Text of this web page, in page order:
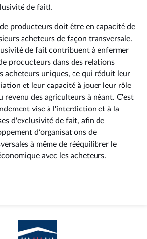
de fait).
producteurs doit être en capacité de
acheteurs de façon transversale.
de fait contribuent à enfermer
producteurs dans des relations
acheteurs uniques, ce qui réduit leur
et leur capacité à jouer leur rôle
revenu des agriculteurs à néant. C'est
vise à l'interdiction et à la
d'exclusivité de fait, afin de
d'organisations de
à même de rééquilibrer le
avec les acheteurs.